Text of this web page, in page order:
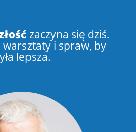
zaczyna się dziś.
warsztaty i spraw, by
lepsza.